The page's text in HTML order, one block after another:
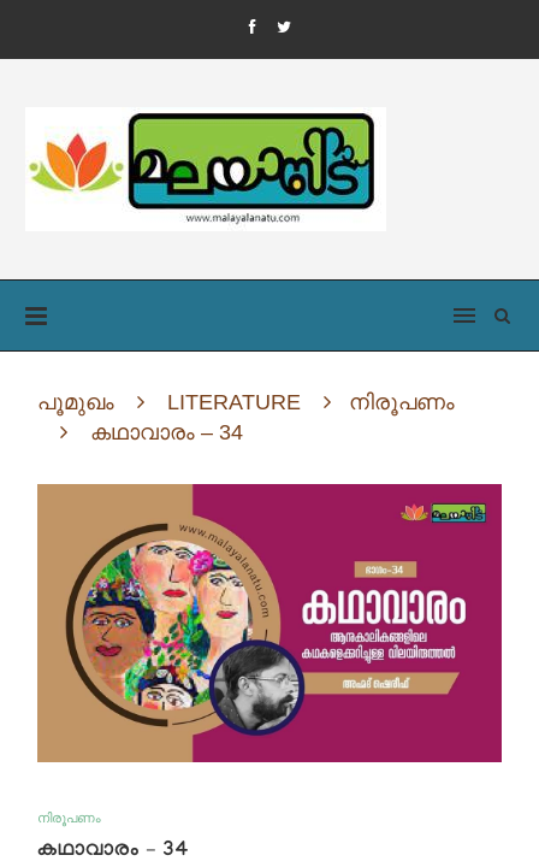
പൂമുഖം LITERATURE
നിരൂപണം
കഥാവാരം – 34
നിരൂപണം
കഥാവാരം – 34